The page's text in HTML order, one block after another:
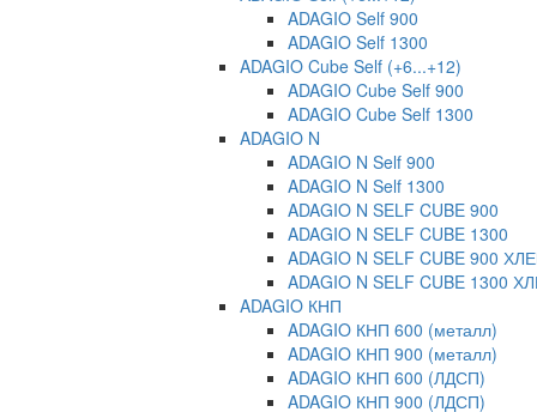
ADAGIO Self 900
ADAGIO Self 1300
ADAGIO Cube Self (+6...+12)
ADAGIO Cube Self 900
ADAGIO Cube Self 1300
ADAGIO N
ADAGIO N Self 900
ADAGIO N Self 1300
ADAGIO N SELF CUBE 900
ADAGIO N SELF CUBE 1300
ADAGIO N SELF CUBE 900
ADAGIO N SELF CUBE 1300
ADAGIO КНП
ADAGIO КНП 600 (металл)
ADAGIO КНП 900 (металл)
ADAGIO КНП 600 (ЛДСП)
ADAGIO КНП 900 (ЛДСП)